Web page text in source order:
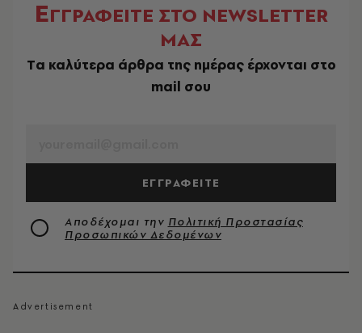
ΕΓΓΡΑΦΕΙΤΕ ΣΤΟ NEWSLETTER
ΜΑΣ
Tα καλύτερα άρθρα της ημέρας έρχονται στο
mail σου
ΕΓΓΡΑΦΕΙΤΕ
Αποδέχομαι την Πολιτική Προστασίας
Προσωπικών Δεδομένων